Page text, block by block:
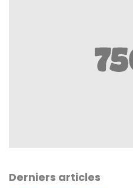
Derniers articles